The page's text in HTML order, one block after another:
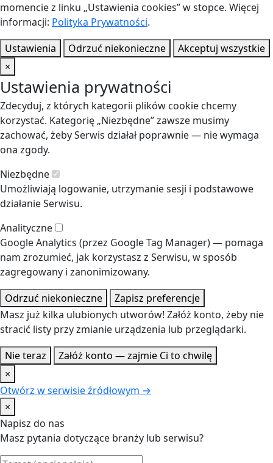
momencie z linku „Ustawienia cookies” w stopce. Więcej
informacji: Polityka Prywatności.
Ustawienia
Odrzuć niekonieczne
Akceptuj wszystkie
×
Ustawienia prywatności
Zdecyduj, z których kategorii plików cookie chcemy
korzystać. Kategorię „Niezbędne” zawsze musimy
zachować, żeby Serwis działał poprawnie — nie wymaga
ona zgody.
Niezbędne
Umożliwiają logowanie, utrzymanie sesji i podstawowe
działanie Serwisu.
Analityczne
Google Analytics (przez Google Tag Manager) — pomaga
nam zrozumieć, jak korzystasz z Serwisu, w sposób
zagregowany i zanonimizowany.
Odrzuć niekonieczne
Zapisz preferencje
Masz już kilka ulubionych utworów! Załóż konto, żeby nie
stracić listy przy zmianie urządzenia lub przeglądarki.
Nie teraz
Załóż konto — zajmie Ci to chwilę
×
Otwórz w serwisie źródłowym →
×
Napisz do nas
Masz pytania dotyczące branży lub serwisu?